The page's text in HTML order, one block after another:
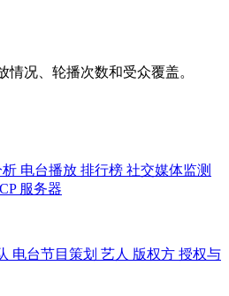
况、轮播次数和受众覆盖。
析 电台播放 排行榜 社交媒体监测
服务器
电台节目策划 艺人 版权方 授权与